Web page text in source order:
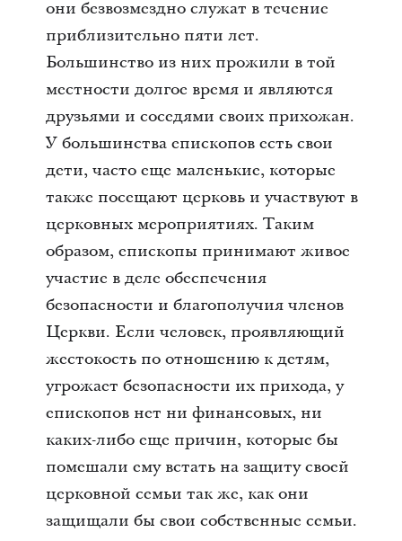
они безвозмездно служат в течение
приблизительно пяти лет.
Большинство из них прожили в той
местности долгое время и являются
друзьями и соседями своих прихожан.
У большинства епископов есть свои
дети, часто еще маленькие, которые
также посещают церковь и участвуют в
церковных мероприятиях. Таким
образом, епископы принимают живое
участие в деле обеспечения
безопасности и благополучия членов
Церкви. Если человек, проявляющий
жестокость по отношению к детям,
угрожает безопасности их прихода, у
епископов нет ни финансовых, ни
каких-либо еще причин, которые бы
помешали ему встать на защиту своей
церковной семьи так же, как они
защищали бы свои собственные семьи.